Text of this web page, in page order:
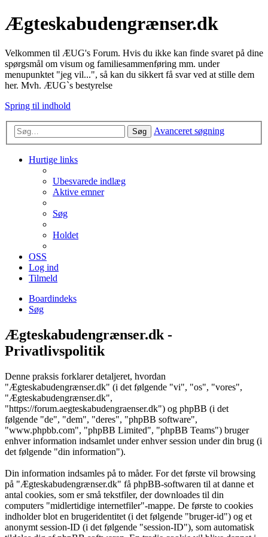
Ægteskabudengrænser.dk
Velkommen til ÆUG's Forum. Hvis du ikke kan finde svaret på dine
spørgsmål om visum og familiesammenføring mm. under
menupunktet "jeg vil...", så kan du sikkert få svar ved at stille dem
her. Mvh. ÆUG`s bestyrelse
Spring til indhold
Søg Avanceret søgning
Hurtige links
Ubesvarede indlæg
Aktive emner
Søg
Holdet
OSS
Log ind
Tilmeld
Boardindeks
Søg
Ægteskabudengrænser.dk -
Privatlivspolitik
Denne praksis forklarer detaljeret, hvordan
"Ægteskabudengrænser.dk" (i det følgende "vi", "os", "vores",
"Ægteskabudengrænser.dk",
"https://forum.aegteskabudengraenser.dk") og phpBB (i det
følgende "de", "dem", "deres", "phpBB software",
"www.phpbb.com", "phpBB Limited", "phpBB Teams") bruger
enhver information indsamlet under enhver session under din brug (i
det følgende "din information").
Din information indsamles på to måder. For det første vil browsing
på "Ægteskabudengrænser.dk" få phpBB-softwaren til at danne et
antal cookies, som er små tekstfiler, der downloades til din
computers "midlertidige internetfiler"-mappe. De første to cookies
indholder blot en brugeridentitet (i det følgende "bruger-id") og et
anonymt session-ID (i det følgende "session-ID"), som automatisk